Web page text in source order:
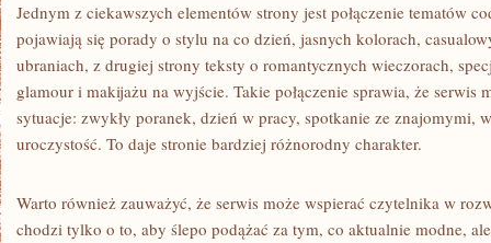
Jednym z ciekawszych elementów strony jest połączenie tematów
pojawiają się porady o stylu na co dzień, jasnych kolorach,
ubraniach, z drugiej strony teksty o romantycznych wieczorach,
glamour i makijażu na wyjście. Takie połączenie sprawia, że serwis
sytuacje: zwykły poranek, dzień w pracy, spotkanie ze znajomymi,
uroczystość. To daje stronie bardziej różnorodny charakter.
Warto również zauważyć, że serwis może wspierać czytelnika w
chodzi tylko o to, aby ślepo podążać za tym, co aktualnie modne,